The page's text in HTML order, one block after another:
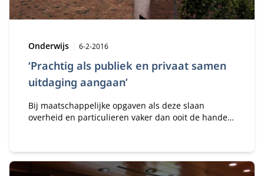
‘Prachtig als publiek en privaat samen
uitdaging aangaan’
Type:
Onderwijs Publicatiedatum:
6-2-2016
Bij maatschappelijke opgaven als deze slaan
overheid en particulieren vaker dan ooit de handen